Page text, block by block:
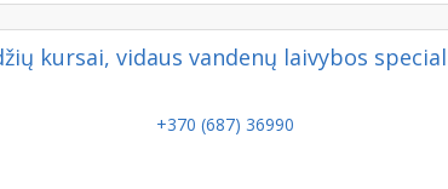
kursai, vidaus vandenų laivybos
+370 (687) 36990